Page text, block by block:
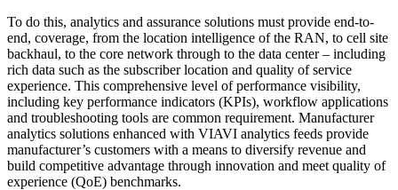
To do this, analytics and assurance solutions must provide end-to-
end, coverage, from the location intelligence of the RAN, to cell site
backhaul, to the core network through to the data center – including
rich data such as the subscriber location and quality of service
experience. This comprehensive level of performance visibility,
including key performance indicators (KPIs), workflow applications
and troubleshooting tools are common requirement. Manufacturer
analytics solutions enhanced with VIAVI analytics feeds provide
manufacturer’s customers with a means to diversify revenue and
build competitive advantage through innovation and meet quality of
experience (QoE) benchmarks.